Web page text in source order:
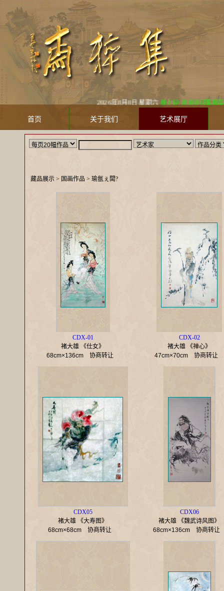
2026年8月8日 星期六 晚上好! 欢迎访问集粹斋美术
首页 关于我们 艺术展厅
藏品展示 > 国画作品 > 瑜氬ぇ闆?
CDX-01
褚大雄 《仕女》
68cm×136cm协商转让
CDX-02
褚大雄 《禅心》
47cm×70cm 协商转让
CDX05
褚大雄 《大寿图》
68cm×68cm 协商转让
CDX06
褚大雄 《魏武诗风图》
68cm×136cm协商转